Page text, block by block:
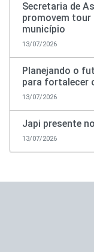
Secretaria de
promovem tour
município
13/07/2026
Planejando o
para fortalecer
13/07/2026
Japi presente
13/07/2026